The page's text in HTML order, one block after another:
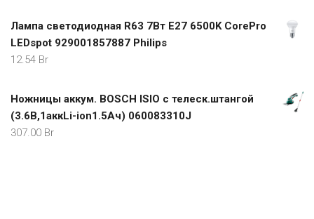
Лампа светодиодная R63 7Вт E27 6500K CorePro
LEDspot 929001857887 Philips
12.54 Br
Ножницы аккум. BOSCH ISIO с телеск.штангой
(3.6В,1аккLi-ion1.5Ач) 060083310J
307.00 Br